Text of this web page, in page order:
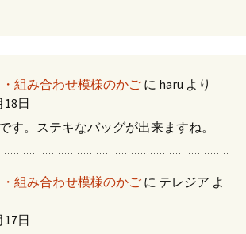
組み合わせ模様のかご に haru より
18日
す。ステキなバッグが出来ますね。
組み合わせ模様のかご に テレジア よ
17日